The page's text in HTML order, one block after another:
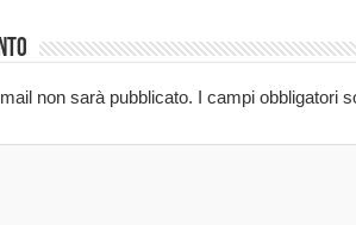
non sarà pubblicato. I campi obbligatori